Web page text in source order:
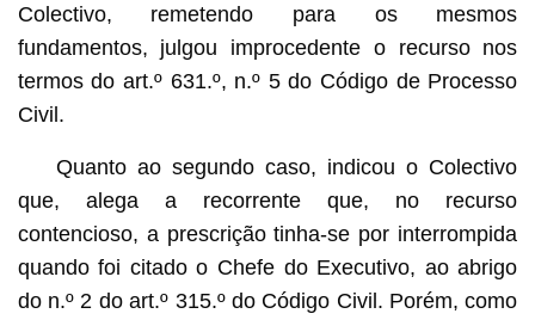
Colectivo, remetendo para os mesmos
fundamentos, julgou improcedente o recurso nos
termos do art.º 631.º, n.º 5 do Código de Processo
Civil.
Quanto ao segundo caso, indicou o Colectivo
que, alega a recorrente que, no recurso
contencioso, a prescrição tinha-se por interrompida
quando foi citado o Chefe do Executivo, ao abrigo
do n.º 2 do art.º 315.º do Código Civil. Porém, como